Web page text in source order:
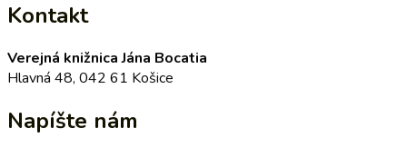
Kontakt
Verejná knižnica Jána Bocatia
Hlavná 48, 042 61 Košice
Napíšte nám